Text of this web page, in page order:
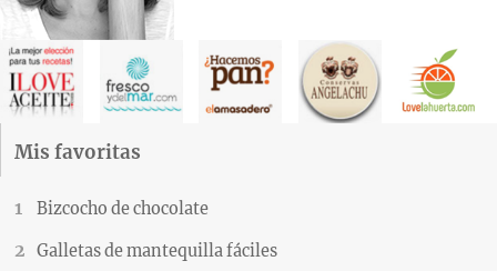
Mis favoritas
Bizcocho de chocolate
Galletas de mantequilla fáciles